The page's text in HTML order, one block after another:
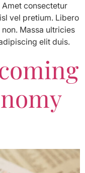
consectetur
vel pretium. Libero
Massa ultricies
elit duis.